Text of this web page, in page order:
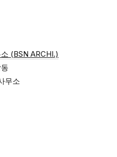
(BSN ARCHI.)
무소